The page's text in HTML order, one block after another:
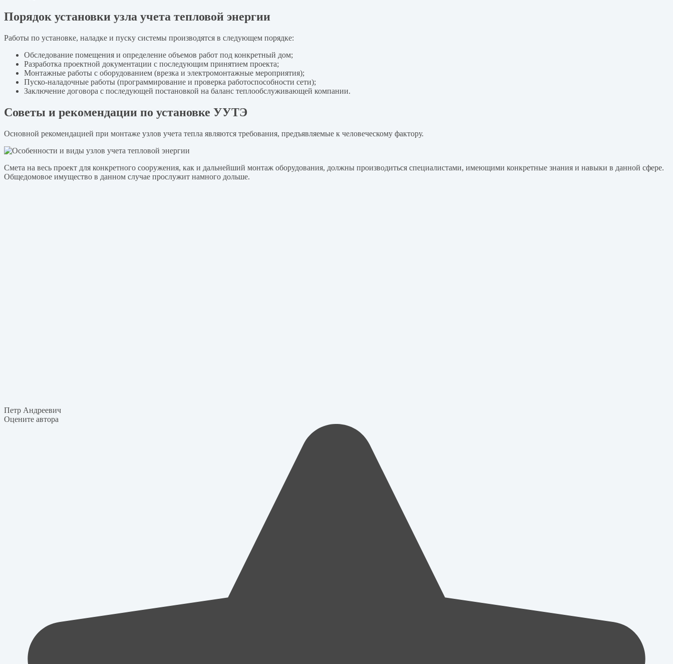
Порядок установки узла учета тепловой энергии
Работы по установке, наладке и пуску системы производятся в следующем порядке:
Обследование помещения и определение объемов работ под конкретный дом;
Разработка проектной документации с последующим принятием проекта;
Монтажные работы с оборудованием (врезка и электромонтажные мероприятия);
Пуско-наладочные работы (программирование и проверка работоспособности сети);
Заключение договора с последующей постановкой на баланс теплообслуживающей компании.
Советы и рекомендации по установке УУТЭ
Основной рекомендацией при монтаже узлов учета тепла являются требования, предъявляемые к человеческому фактору.
Смета на весь проект для конкретного сооружения, как и дальнейший монтаж оборудования, должны производиться специалистами, имеющими конкретные знания и навыки в данной сфере.
Общедомовое имущество в данном случае прослужит намного дольше.
Петр Андреевич
Оцените автора